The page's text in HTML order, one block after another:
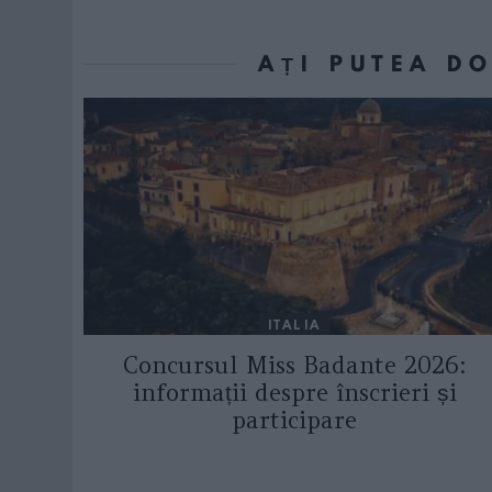
AȚI PUTEA
ITALIA
Concursul Miss Badante 2026:
informații despre înscrieri și
participare